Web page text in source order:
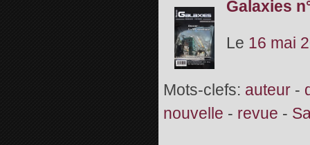
Galaxies
Le 16 mai
Mots-clefs: auteur -
nouvelle - revue -